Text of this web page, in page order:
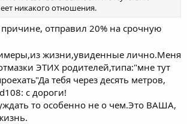
никакого отношения.
отправил 20% на срочную
жизни,увиденные лично.Меня
ЭТИХ родителей,типа:"мне тут
тебя через десять метров,
с дороги!
то особенно не о чем.Это ВАША,